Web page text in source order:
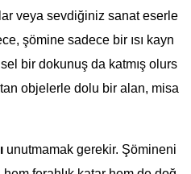
veya sevdiğiniz sanat eserle
şömine sadece bir ısı kayn
bir dokunuş da katmış olurs
objelerle dolu bir alan, misa
unutmamak gerekir. Şömineni